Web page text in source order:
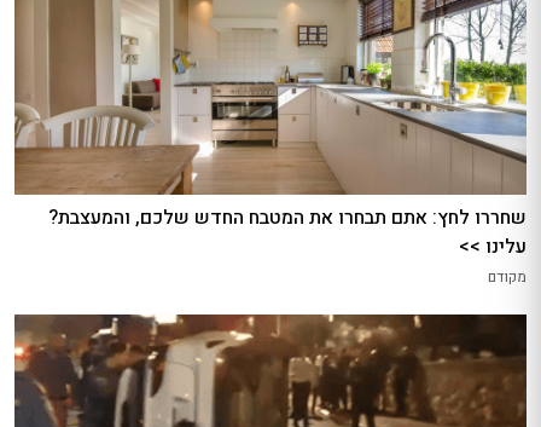
שחררו לחץ: אתם תבחרו את המטבח החדש שלכם, והמעצבת?
עלינו >>
מקודם